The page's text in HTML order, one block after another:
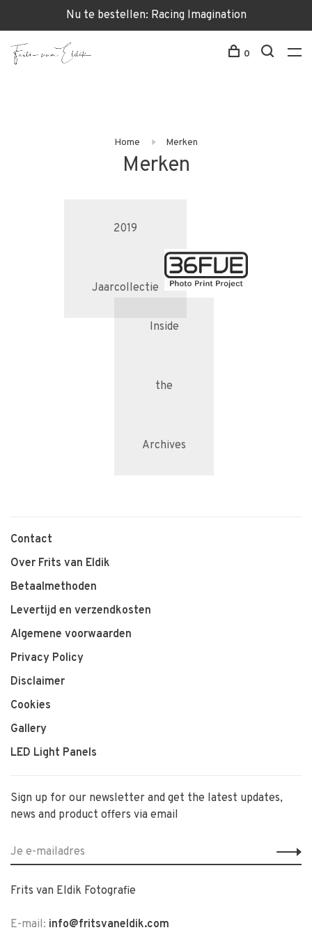
Nu te bestellen: Racing Imagination
0
Home Merken
Merken
2019
Jaarcollectie
Inside
the
Archives
Contact
Over Frits van Eldik
Betaalmethoden
Levertijd en verzendkosten
Algemene voorwaarden
Privacy Policy
Disclaimer
Cookies
Gallery
LED Light Panels
Sign up for our newsletter and get the latest updates,
news and product offers via email
Frits van Eldik Fotografie
E-mail: info@fritsvaneldik.com